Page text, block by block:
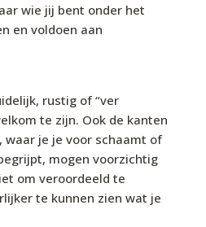
wie jij bent onder het
en voldoen aan
rustig of “ver
te zijn. Ook de kanten
waar je je voor schaamt of
mogen voorzichtig
om veroordeeld te
te kunnen zien wat je